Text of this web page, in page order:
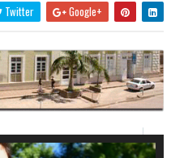
Twitter Google+